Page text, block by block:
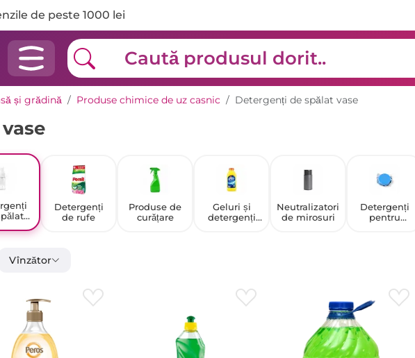
de peste 1000 lei
și grădină Produse chimice de uz casnic Detergenți de spălat vase
Detergenți
de rufe
Produse de
curățare
Geluri și
detergenți
Neutralizatori
de mirosuri
Detergenți
pentru
Vînzător